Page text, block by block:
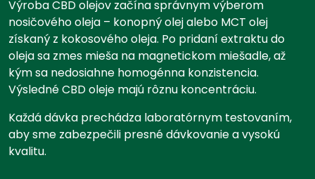
Výroba CBD olejov začína správnym výberom
nosičového oleja – konopný olej alebo MCT olej
získaný z kokosového oleja. Po pridaní extraktu do
oleja sa zmes mieša na magnetickom miešadle, až
kým sa nedosiahne homogénna konzistencia.
Výsledné CBD oleje majú rôznu koncentráciu.
Každá dávka prechádza laboratórnym testovaním,
aby sme zabezpečili presné dávkovanie a vysokú
kvalitu.